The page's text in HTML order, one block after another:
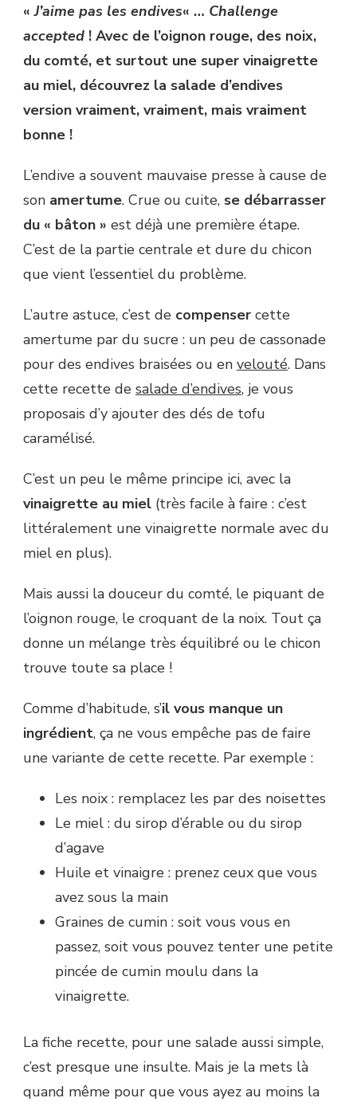
OIGNON
ROUGE,
ET
COMTÉ
«J’aime pas les endives« … Challenge
accepted ! Avec de l’oignon rouge, des noix,
du comté, et surtout une super vinaigrette
au miel, découvrez la salade d’endives
version vraiment, vraiment, mais vraiment
bonne !
L’endive a souvent mauvaise presse à cause de
son amertume. Crue ou cuite, se débarrasser
du « bâton » est déjà une première étape.
C’est de la partie centrale et dure du chicon
que vient l’essentiel du problème.
L’autre astuce, c’est de compenser cette
amertume par du sucre : un peu de cassonade
pour des endives braisées ou en velouté. Dans
cette recette de salade d’endives, je vous
proposais d’y ajouter des dés de tofu
caramélisé.
C’est un peu le même principe ici, avec la
vinaigrette au miel (très facile à faire : c’est
littéralement une vinaigrette normale avec du
miel en plus).
Mais aussi la douceur du comté, le piquant de
l’oignon rouge, le croquant de la noix. Tout ça
donne un mélange très équilibré ou le chicon
trouve toute sa place !
Comme d’habitude, s’il vous manque un
ingrédient, ça ne vous empêche pas de faire
une variante de cette recette. Par exemple :
Les noix : remplacez les par des noisettes
Le miel : du sirop d’érable ou du sirop
d’agave
Huile et vinaigre : prenez ceux que vous
avez sous la main
Graines de cumin : soit vous vous en
passez, soit vous pouvez tenter une petite
pincée de cumin moulu dans la
vinaigrette.
La fiche recette, pour une salade aussi simple,
c’est presque une insulte. Mais je la mets là
quand même pour que vous ayez au moins la